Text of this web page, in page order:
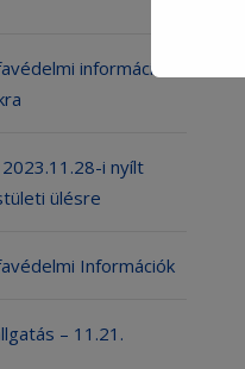
információk a
i nyílt
ülésre
Információk
– 11.21.